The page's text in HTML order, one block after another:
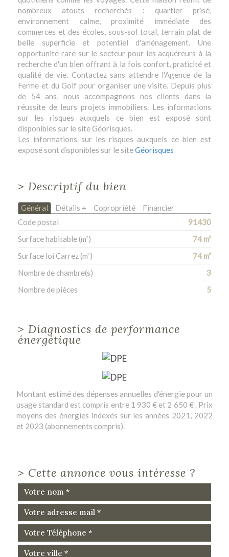
nombreux atouts recherchés : quartier prisé,
environnement calme, proximité immédiate des
commerces et des écoles, sous-sol total, terrain plat de
belle superficie et potentiel d'aménagement. Une
opportunité rare sur le secteur pour les acquéreurs à la
recherche d'un bien offrant à la fois confort, praticité et
qualité de vie. Contactez sans attendre l'Agence de la
Ferme et du Golf pour organiser une visite. Depuis plus
de 54 ans, nous accompagnons nos clients dans la
réussite de leurs projets immobiliers. Les informations
sur les risques auxquels ce bien est exposé sont
disponibles sur le site Géorisques.
Les informations sur les risques auxquels ce bien est
exposé sont disponibles sur le siteGéorisques
> Descriptif du bien
Général Détails + Copropriété
Financier
Code postal
91430
Surface habitable (m²)
74 m²
Surface loi Carrez (m²)
74 m²
Nombre de chambre(s)
3
Nombre de pièces
5
> Diagnostics de performance
énergétique
Montant estimé des dépenses annuelles d'énergie pour un
usage standard est compris entre 1 930 € et 2 650 € . Prix
moyens des énergies indexés sur les années 2021, 2022
et 2023 (abonnements compris).
> Cette annonce vous intéresse ?